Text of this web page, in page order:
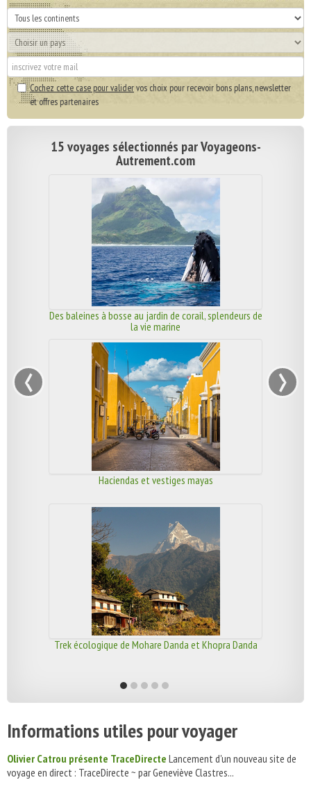
Cochez cette case pour validervos choix pour recevoir bons plans, newsletter
et offres partenaires
15 voyages sélectionnés par Voyageons-
Autrement.com
Des baleines à bosse au jardin de corail, splendeurs de
la vie marine
Haciendas et vestiges mayas
Trek écologique de Mohare Danda et Khopra Danda
‹ ›
Informations utiles pour voyager
Olivier Catrou présente TraceDirecte Lancement d'un nouveau site de
voyage en direct : TraceDirecte ~ par Geneviève Clastres...